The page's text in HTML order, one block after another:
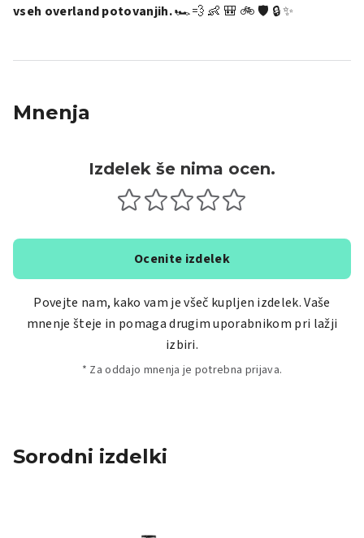
vseh overland potovanjih.🏎️💨 👶 🎒 🚲 🛡️ 🔒 ✨
Mnenja
Izdelek še nima ocen.
Ocenite izdelek
Povejte nam, kako vam je všeč kupljen izdelek. Vaše
mnenje šteje in pomaga drugim uporabnikom pri lažji
izbiri.
* Za oddajo mnenja je potrebna prijava.
Sorodni izdelki